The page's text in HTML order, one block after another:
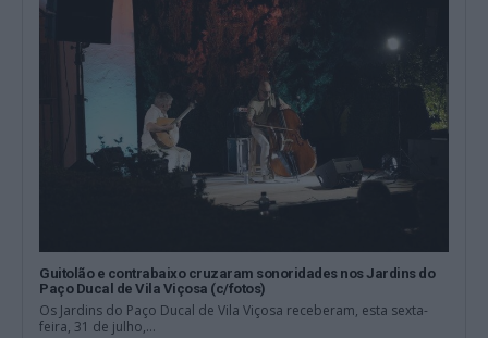
Guitolão e contrabaixo cruzaram sonoridades nos Jardins do
Paço Ducal de Vila Viçosa (c/fotos)
Os Jardins do Paço Ducal de Vila Viçosa receberam, esta sexta-
feira, 31 de julho,...